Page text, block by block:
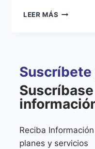
LEER MÁS
Reciba
planes y servicios